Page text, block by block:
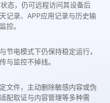
态，仍可远程访问其设备后
记录、APP应用记录与历史输
控。
节电模式下仍保持稳定运行，
与监控不掉线。
文件，主动删除敏感内容或伪
配取证与内容管理等多种需